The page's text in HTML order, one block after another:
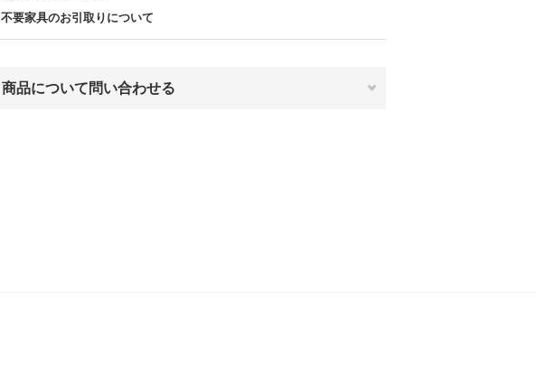
不要家具のお引取りについて
商品について問い合わせる